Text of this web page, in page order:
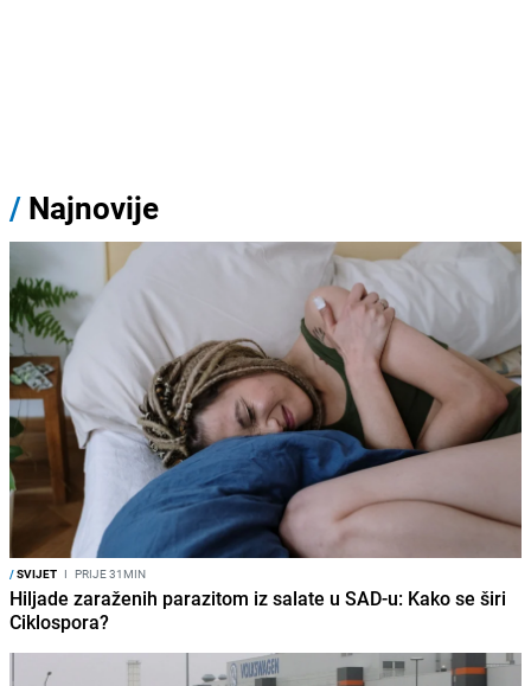
/ Najnovije
/SVIJET I PRIJE 31MIN
Hiljade zaraženih parazitom iz salate u SAD-u: Kako se širi
Ciklospora?